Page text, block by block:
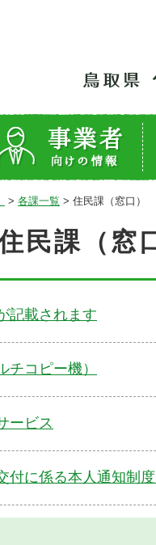
> 各課一覧 > 住民課（窓口）
民課（窓
記載されます
コピー機）
ービス
付に係る本人通知制